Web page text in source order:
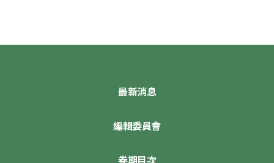
最新消息
編輯委員會
卷期目次